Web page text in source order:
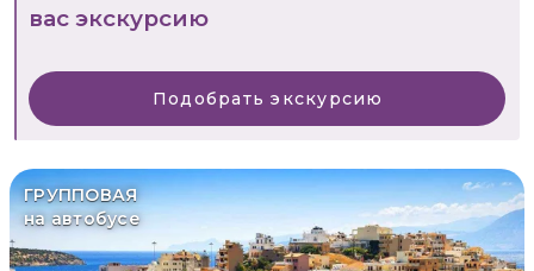
вас экскурсию
Подобрать экскурсию
ГРУППОВАЯ
на автобусе